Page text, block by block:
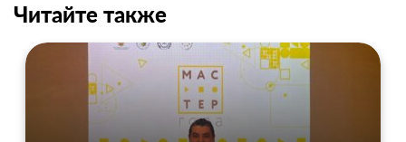
Читайте также